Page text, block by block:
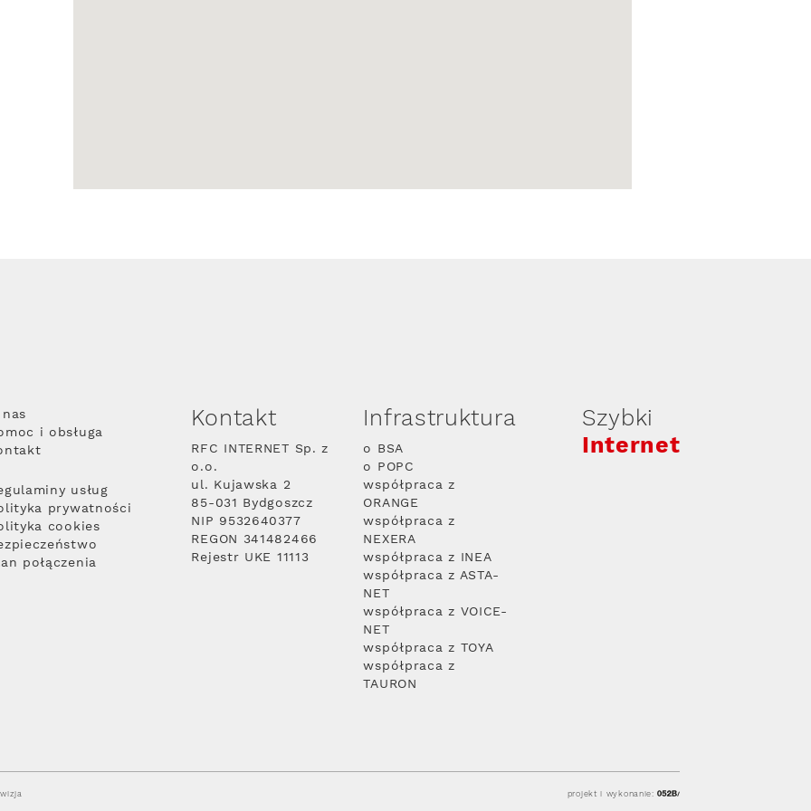
i obsługa
usług
prywatności
cookies
połączenia
Kontakt
RFC INTERNET Sp. z
o.o.
ul. Kujawska 2
85-031 Bydgoszcz
NIP 9532640377
REGON 341482466
Rejestr UKE 11113
Infrastruktura
o BSA
o POPC
współpraca z
ORANGE
współpraca z
NEXERA
współpraca z INEA
współpraca z ASTA-
NET
współpraca z VOICE-
NET
współpraca z TOYA
współpraca z
TAURON
Szybki
Internet
projekt i wykonanie: